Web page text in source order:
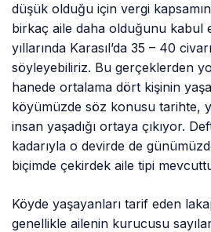
düşük olduğu için vergi
birkaç aile daha olduğunu kabul
yıllarında Karasıl’da 35 – 40
söyleyebiliriz. Bu gerçeklerden
hanede ortalama dört kişinin
köyümüzde söz konusu tarihte,
insan yaşadığı ortaya çıkıyor.
kadarıyla o devirde de
biçimde çekirdek aile tipi
Köyde yaşayanları tarif eden
genellikle ailenin kurucusu